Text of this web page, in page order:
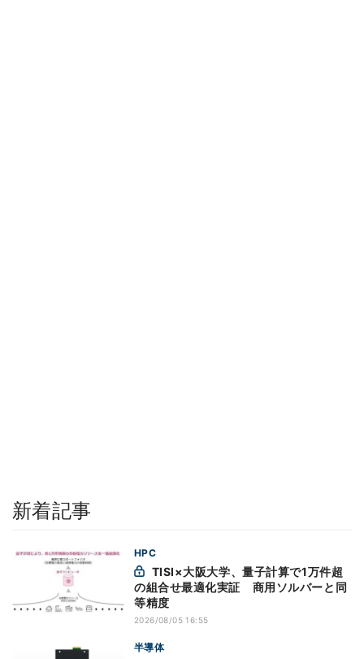
新着記事
HPC
の組合せ最適化実証 商用ソルバーと同
等精度
2026/08/05 16:55
半導体